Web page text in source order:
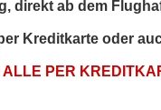
direkt ab dem
Kreditkarte oder
ALLE PER